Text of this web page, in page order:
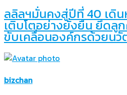
ลลิลฯมั่นคงสู่ปีที่ 40 เดิน
เติบโตอย่างยั่งยืน ยึดลู
ขับเคลื่อนองค์กรด้วยนวั
bizchan